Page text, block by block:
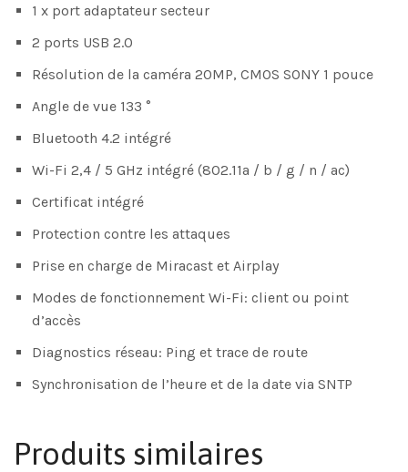
1 x port adaptateur secteur
2 ports USB 2.0
Résolution de la caméra 20MP, CMOS SONY 1 pouce
Angle de vue 133 °
Bluetooth 4.2 intégré
Wi-Fi 2,4 / 5 GHz intégré (802.11a / b / g / n / ac)
Certificat intégré
Protection contre les attaques
Prise en charge de Miracast et Airplay
Modes de fonctionnement Wi-Fi: client ou point
d’accès
Diagnostics réseau: Ping et trace de route
Synchronisation de l’heure et de la date via SNTP
Produits similaires